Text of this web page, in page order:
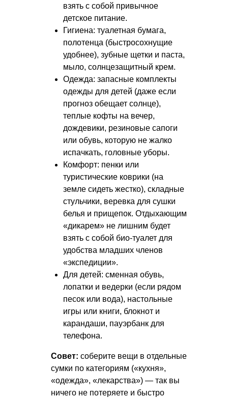
взять с собой привычное
детское питание.
Гигиена: туалетная бумага,
полотенца (быстросохнущие
удобнее), зубные щетки и паста,
мыло, солнцезащитный крем.
Одежда: запасные комплекты
одежды для детей (даже если
прогноз обещает солнце),
теплые кофты на вечер,
дождевики, резиновые сапоги
или обувь, которую не жалко
испачкать, головные уборы.
Комфорт: пенки или
туристические коврики (на
земле сидеть жестко), складные
стульчики, веревка для сушки
белья и прищепок. Отдыхающим
«дикарем» не лишним будет
взять с собой био-туалет для
удобства младших членов
«экспедиции».
Для детей: сменная обувь,
лопатки и ведерки (если рядом
песок или вода), настольные
игры или книги, блокнот и
карандаши, пауэрбанк для
телефона.
Совет: соберите вещи в отдельные
сумки по категориям («кухня»,
«одежда», «лекарства») — так вы
ничего не потеряете и быстро